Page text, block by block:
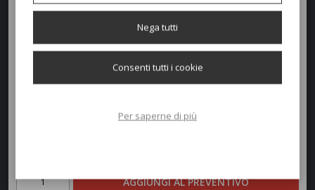
AGGIUNGI AL PREVENTIVO
Nega tutti
Consenti tutti i cookie
Per saperne di più